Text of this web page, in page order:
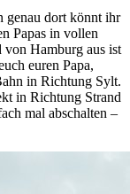
genau dort könnt ihr
Papas in vollen
von Hamburg aus ist
euren Papa,
in Richtung Sylt.
in Richtung Strand
mal abschalten –